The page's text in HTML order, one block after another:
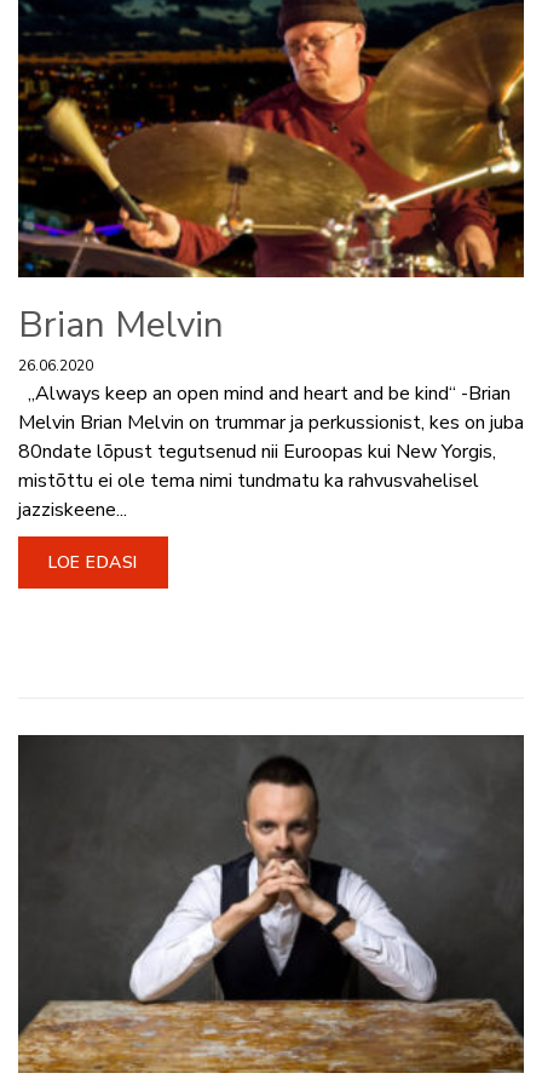
Brian Melvin
26.06.2020
„Always keep an open mind and heart and be kind“ -Brian
Melvin Brian Melvin on trummar ja perkussionist, kes on juba
80ndate lõpust tegutsenud nii Euroopas kui New Yorgis,
mistõttu ei ole tema nimi tundmatu ka rahvusvahelisel
jazziskeene...
LOE EDASI